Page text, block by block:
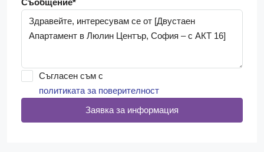
Съобщение*
Съгласен съм с
политиката за поверителност
Заявка за информация